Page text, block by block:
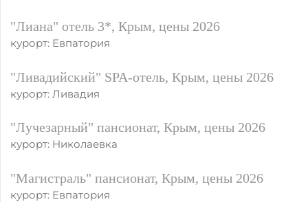
"Лиана" отель 3*, Крым, цены 2026
курорт: Евпатория
"Ливадийский" SPA-отель, Крым, цены 2026
курорт: Ливадия
"Лучезарный" пансионат, Крым, цены 2026
курорт: Николаевка
"Магистраль" пансионат, Крым, цены 2026
курорт: Евпатория